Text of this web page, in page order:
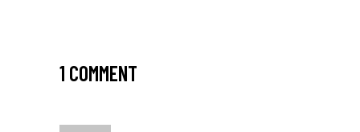
1 COMMENT